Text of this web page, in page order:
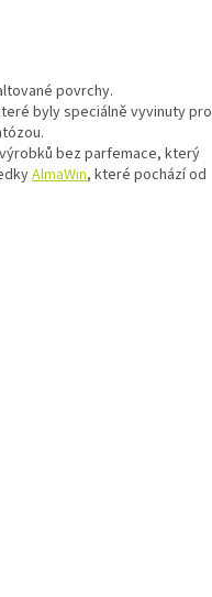
povrchy.
byly speciálně vyvinuty pro
bez parfemace, který
AlmaWin, které pochází od